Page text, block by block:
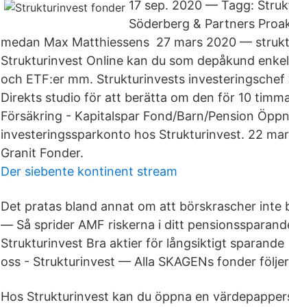
17 sep. 2020 — Tagg:
Söderberg & Partners
medan Max Matthiessens 27 mars 2020 —
Strukturinvest Online kan du som depåkund
och ETF:er mm. Strukturinvests
Direkts studio för att berätta om den för 10
Försäkring - Kapitalspar Fond/Barn/Pension
investeringssparkonto hos Strukturinvest. 22
Granit Fonder.
Der siebente kontinent stream
Det pratas bland annat om att börskrascher inte
— Så sprider AMF riskerna i ditt
Strukturinvest Bra aktier för långsiktigt
oss - Strukturinvest — Alla SKAGENs fonder
Hos Strukturinvest kan du öppna en